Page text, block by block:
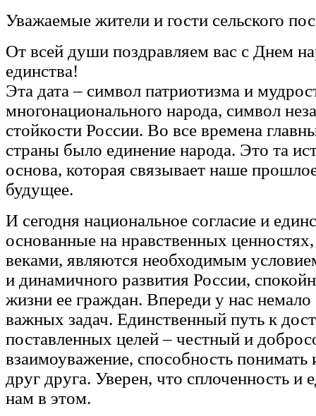
Уважаемые жители и гости сельского
От всей души поздравляем вас с Днем
единства!
Эта дата – символ патриотизма и
многонационального народа, символ
стойкости России. Во все времена
страны было единение народа. Это та
основа, которая связывает наше
будущее.
И сегодня национальное согласие и
основанные на нравственных
веками, являются необходимым
и динамичного развития России,
жизни ее граждан. Впереди у нас
важных задач. Единственный путь к
поставленных целей – честный и
взаимоуважение, способность понимать
друг друга. Уверен, что сплоченность и
нам в этом.